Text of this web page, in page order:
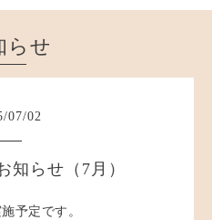
らせ
/07/02
知らせ（7月）
予定です。